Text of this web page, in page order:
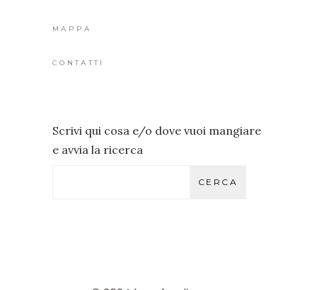
MAPPA
CONTATTI
Scrivi qui cosa e/o dove vuoi mangiare
e avvia la ricerca
CERCA